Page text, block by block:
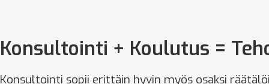
Konsultointi + Koulutus =
Konsultointi sopii erittäin hyvin myös osaksi